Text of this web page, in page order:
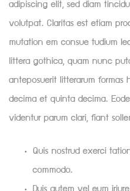
adipiscing elit, sed diam
volutpat. Claritas est etiam
mutation em consue tudium
littera gothica, quam nunc
anteposuerit litterarum formas
decima et quinta decima.
videntur parum clari, fiant
Quis nostrud exerci
commodo.